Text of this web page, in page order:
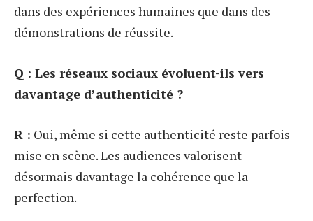
dans des expériences humaines que dans des
démonstrations de réussite.
Q : Les réseaux sociaux évoluent-ils vers
davantage d’authenticité ?
R : Oui, même si cette authenticité reste parfois
mise en scène. Les audiences valorisent
désormais davantage la cohérence que la
perfection.